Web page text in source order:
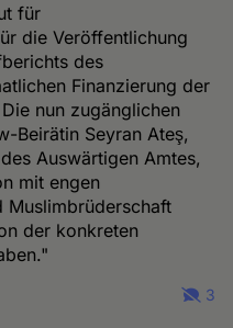
für
die Veröffentlichung
des
Finanzierung der
nun zugänglichen
Beirätin Seyran Ateş,
Auswärtigen Amtes,
mit engen
Muslimbrüderschaft
der konkreten
3